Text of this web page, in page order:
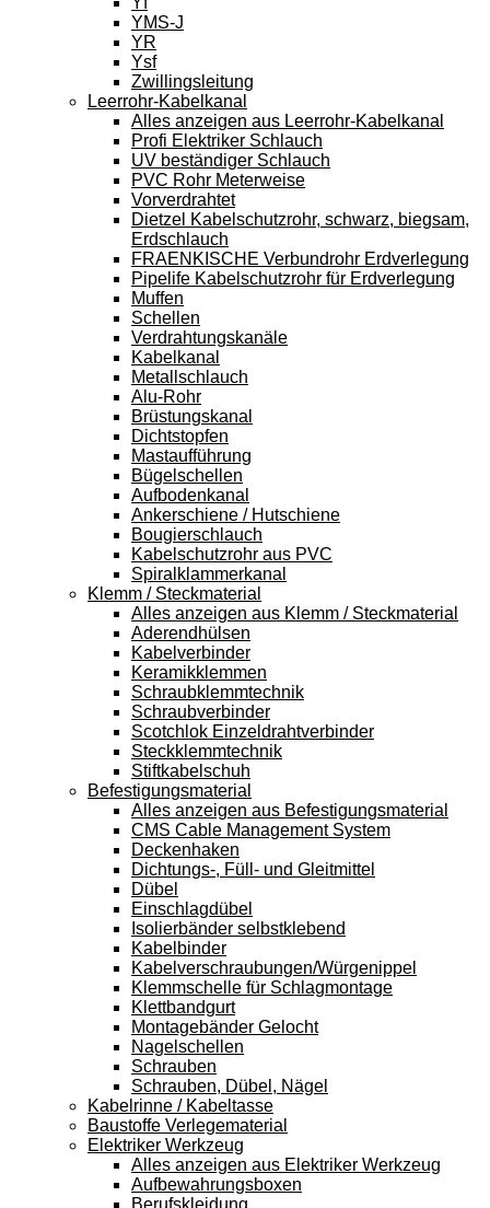
YMS-J
YR
Ysf
Zwillingsleitung
Leerrohr-Kabelkanal
Alles anzeigen aus Leerrohr-Kabelkanal
Profi Elektriker Schlauch
UV beständiger Schlauch
PVC Rohr Meterweise
Vorverdrahtet
Dietzel Kabelschutzrohr, schwarz, biegsam,
Erdschlauch
FRAENKISCHE Verbundrohr Erdverlegung
Pipelife Kabelschutzrohr für Erdverlegung
Muffen
Schellen
Verdrahtungskanäle
Kabelkanal
Metallschlauch
Alu-Rohr
Brüstungskanal
Dichtstopfen
Mastaufführung
Bügelschellen
Aufbodenkanal
Ankerschiene / Hutschiene
Bougierschlauch
Kabelschutzrohr aus PVC
Spiralklammerkanal
Klemm / Steckmaterial
Alles anzeigen aus Klemm / Steckmaterial
Aderendhülsen
Kabelverbinder
Keramikklemmen
Schraubklemmtechnik
Schraubverbinder
Scotchlok Einzeldrahtverbinder
Steckklemmtechnik
Stiftkabelschuh
Befestigungsmaterial
Alles anzeigen aus Befestigungsmaterial
CMS Cable Management System
Deckenhaken
Dichtungs-, Füll- und Gleitmittel
Dübel
Einschlagdübel
Isolierbänder selbstklebend
Kabelbinder
Kabelverschraubungen/Würgenippel
Klemmschelle für Schlagmontage
Klettbandgurt
Montagebänder Gelocht
Nagelschellen
Schrauben
Schrauben, Dübel, Nägel
Kabelrinne / Kabeltasse
Baustoffe Verlegematerial
Elektriker Werkzeug
Alles anzeigen aus Elektriker Werkzeug
Aufbewahrungsboxen
Berufskleidung